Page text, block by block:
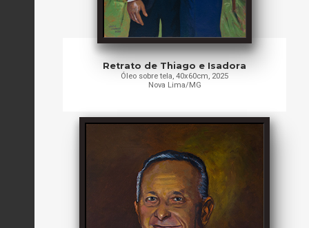
Retrato de Thiago e Isadora
Óleo sobre tela, 40x60cm, 2025
Nova Lima/MG